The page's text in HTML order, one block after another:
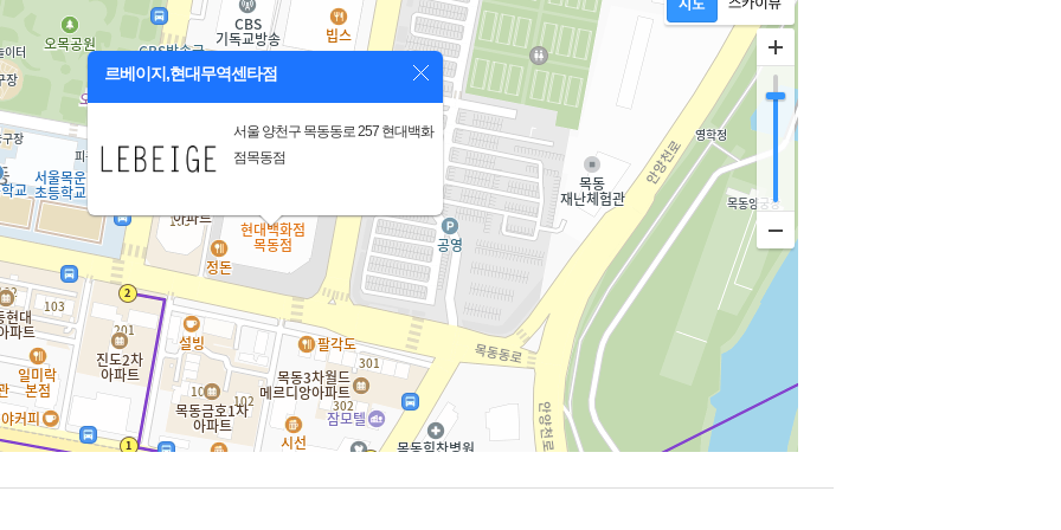
르베이지,현대무역센타점
서울 양천구 목동동로 257 현대백화
점목동점